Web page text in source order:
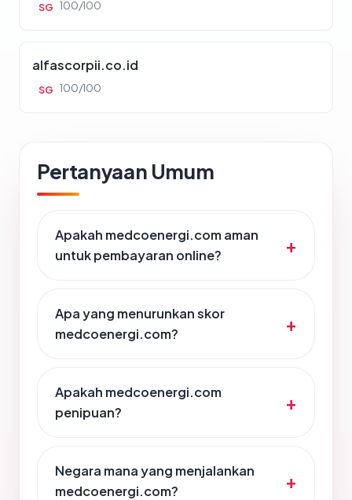
SG 100/100
alfascorpii.co.id
SG 100/100
Pertanyaan Umum
Apakah medcoenergi.com aman
untuk pembayaran online?
Apa yang menurunkan skor
medcoenergi.com?
Apakah medcoenergi.com
penipuan?
Negara mana yang menjalankan
medcoenergi.com?